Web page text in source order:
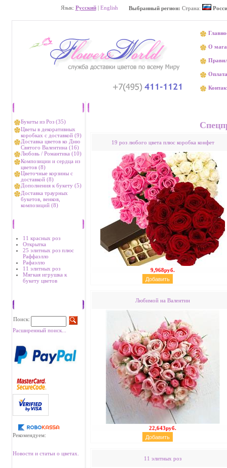
Выбранный регион: Страна:
Язык: Русский| English
О
Оплата
Букеты из Роз (35)
Цветы в декоративных
коробках с доставкой (9)
Доставка цветов ко Дню
Святого Валентина (16)
Любовь / Романтика (10)
Композиции и сердца из
цветов (8)
Цветочные корзины с
доставкой (8)
Дополнения к букету (5)
Доставка траурных
букетов, венков,
композиций (8)
11 красных роз
Открытка
25 элитных роз плюс
Раффаэлло
Рафаэлло
11 элитных роз
Мягкая игрушка к
букету цветов
Поиск:
Расширенный поиск...
Рекомендуем:
Новости и статьи о цветах.
19 роз любого цвета плюс коробка конфет
9,968руб.
Любимой на Валентин
22,643руб.
11 элитных роз